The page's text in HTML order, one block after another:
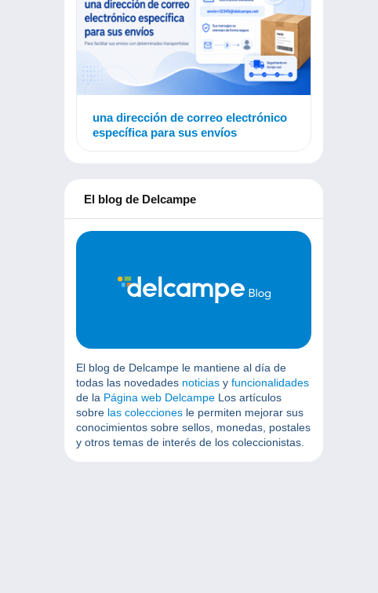
una dirección de correo electrónico
específica para sus envíos
El blog de Delcampe
El blog de Delcampe le mantiene al día de
todas las novedades noticias y funcionalidades
de la Página web Delcampe Los artículos
sobre las colecciones le permiten mejorar sus
conocimientos sobre sellos, monedas, postales
y otros temas de interés de los coleccionistas.